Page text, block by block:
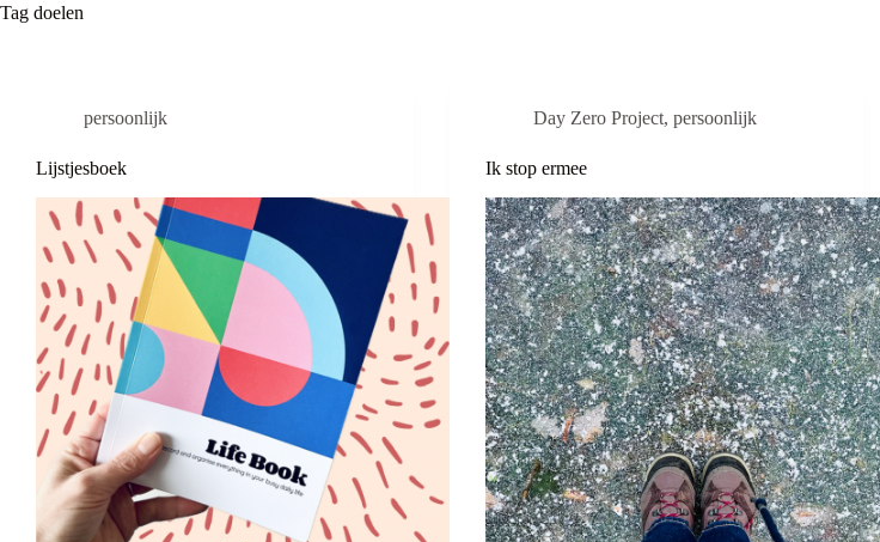
Tag doelen
persoonlijk
Lijstjesboek
Day Zero Project, persoonlijk
Ik stop ermee